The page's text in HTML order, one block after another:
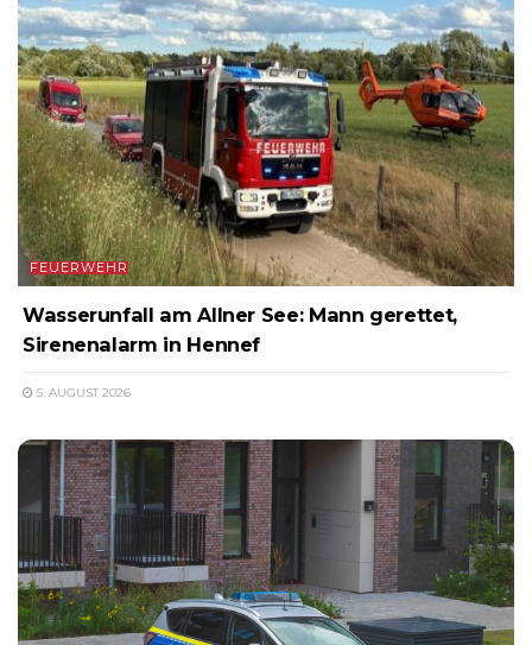
FEUERWEHR
Wasserunfall am Allner See: Mann gerettet,
Sirenenalarm in Hennef
5. AUGUST 2026